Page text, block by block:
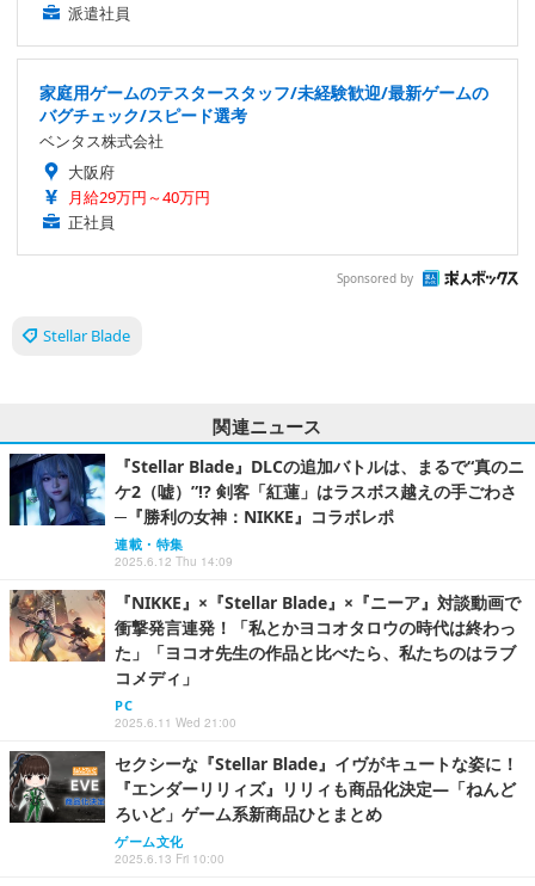
派遣社員
家庭用ゲームのテスタースタッフ/未経験歓迎/最新ゲームの
バグチェック/スピード選考
ベンタス株式会社
大阪府
月給29万円～40万円
正社員
Sponsored by
Stellar Blade
関連ニュース
『Stellar Blade』DLCの追加バトルは、まるで“真のニ
ケ2（嘘）”!? 剣客「紅蓮」はラスボス越えの手ごわさ
─『勝利の女神：NIKKE』コラボレポ
連載・特集
2025.6.12 Thu 14:09
『NIKKE』×『Stellar Blade』×『ニーア』対談動画で
衝撃発言連発！「私とかヨコオタロウの時代は終わっ
た」「ヨコオ先生の作品と比べたら、私たちのはラブ
コメディ」
PC
2025.6.11 Wed 21:00
セクシーな『Stellar Blade』イヴがキュートな姿に！
『エンダーリリィズ』リリィも商品化決定―「ねんど
ろいど」ゲーム系新商品ひとまとめ
ゲーム文化
2025.6.13 Fri 10:00